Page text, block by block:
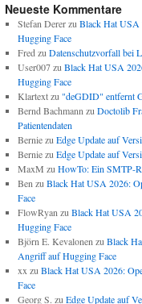
Neueste Kommentare
Stefan Dererzu Black Hat
Hugging Face
Fred zu Datenschutzvorfall bei
User007zu Black Hat USA
Hugging Face
Klartextzu "deGDID" entfernt
Bernd Bachmann zu Doctolib
Patientendaten
Berniezu Edge Update auf
Berniezu Edge Update auf
MaxM zu HowTo: Ein SMTP-
Ben zu Black Hat USA 2026:
Face
FlowRyan zu Black Hat USA
Hugging Face
Björn E. Kevalonen zu Black
Angriff auf Hugging Face
xx zu Black Hat USA 2026:
Face
Georg S. zu Edge Update auf